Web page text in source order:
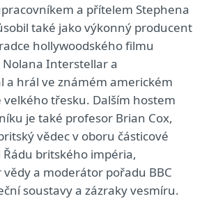
a přítelem Stephena
také jako výkonný producent
hollywoodského filmu
Interstellar a
a hrál ve známém americkém
velkého třesku. Dalším hostem
je také profesor Brian Cox,
vědec v oboru částicové
britského impéria,
a moderátor pořadu BBC
soustavy a zázraky vesmíru.